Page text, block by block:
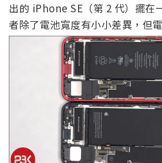
出的 iPhone SE（第 2 代）擺在
者除了電池寬度有小小差異，但